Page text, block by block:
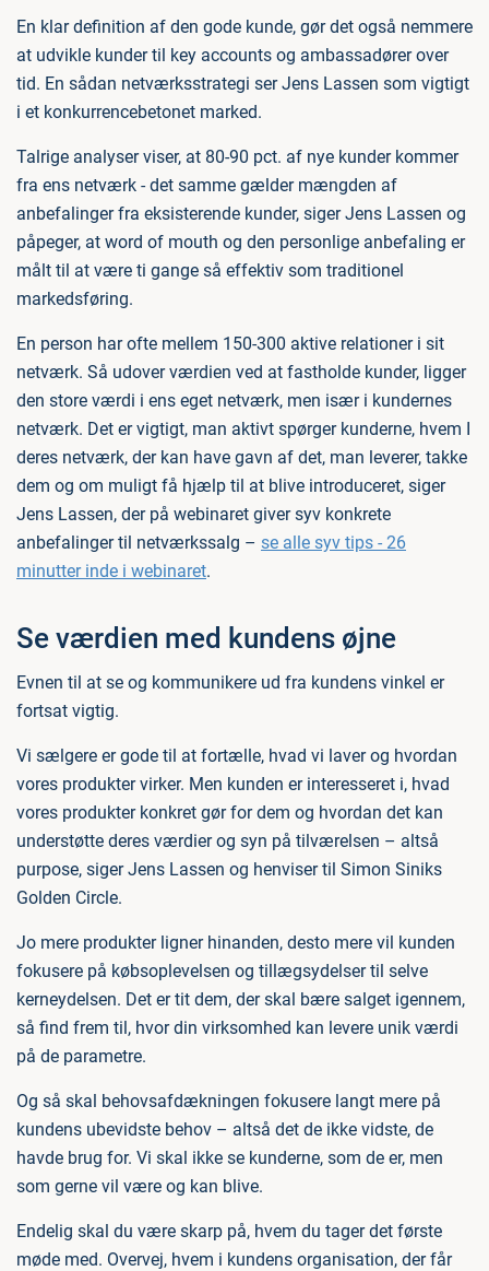
En klar definition af den gode kunde, gør det også nemmere
at udvikle kunder til key accounts og ambassadører over
tid. En sådan netværksstrategi ser Jens Lassen som vigtigt
i et konkurrencebetonet marked.
Talrige analyser viser, at 80-90 pct. af nye kunder kommer
fra ens netværk - det samme gælder mængden af
anbefalinger fra eksisterende kunder, siger Jens Lassen og
påpeger, at word of mouth og den personlige anbefaling er
målt til at være ti gange så effektiv som traditionel
markedsføring.
En person har ofte mellem 150-300 aktive relationer i sit
netværk. Så udover værdien ved at fastholde kunder, ligger
den store værdi i ens eget netværk, men især i kundernes
netværk. Det er vigtigt, man aktivt spørger kunderne, hvem I
deres netværk, der kan have gavn af det, man leverer, takke
dem og om muligt få hjælp til at blive introduceret, siger
Jens Lassen, der på webinaret giver syv konkrete
anbefalinger til netværkssalg – se alle syv tips - 26
minutter inde i webinaret.
Se værdien med kundens øjne
Evnen til at se og kommunikere ud fra kundens vinkel er
fortsat vigtig.
Vi sælgere er gode til at fortælle, hvad vi laver og hvordan
vores produkter virker. Men kunden er interesseret i, hvad
vores produkter konkret gør for dem og hvordan det kan
understøtte deres værdier og syn på tilværelsen – altså
purpose, siger Jens Lassen og henviser til Simon Siniks
Golden Circle.
Jo mere produkter ligner hinanden, desto mere vil kunden
fokusere på købsoplevelsen og tillægsydelser til selve
kerneydelsen. Det er tit dem, der skal bære salget igennem,
så find frem til, hvor din virksomhed kan levere unik værdi
på de parametre.
Og så skal behovsafdækningen fokusere langt mere på
kundens ubevidste behov – altså det de ikke vidste, de
havde brug for. Vi skal ikke se kunderne, som de er, men
som gerne vil være og kan blive.
Endelig skal du være skarp på, hvem du tager det første
møde med. Overvej, hvem i kundens organisation, der får